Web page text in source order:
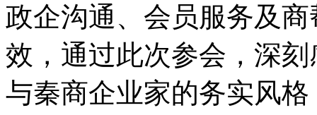
政企沟通、会员服务及
效，通过此次参会，深
与秦商企业家的务实风